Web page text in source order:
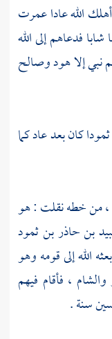
اللهعاداعمرت
فدعاهم إلى الله
نبي إلاهودوصالح
ثموداكان بعدعادكما
، من خطه نقلت : هو
بن حاذر بن ثمود
بعثه الله إلى قومه وهو
والشام ، فأقام فيهم
سنة .